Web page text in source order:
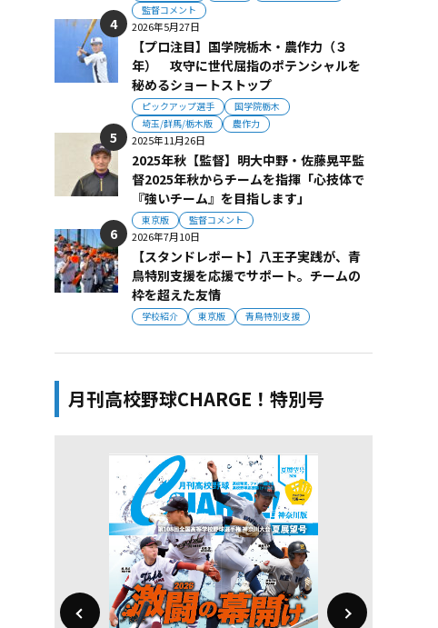
監督コメント
2026年5月27日
【プロ注目】国学院栃木・農作力（３
年） 攻守に世代屈指のポテンシャルを
秘めるショートストップ
ピックアップ選手
国学院栃木
埼玉/群馬/栃木版
農作力
2025年11月26日
2025年秋【監督】明大中野・佐藤晃平監
督2025年秋からチームを指揮「心技体で
『強いチーム』を目指します」
東京版 監督コメント
2026年7月10日
【スタンドレポート】八王子実践が、青
鳥特別支援を応援でサポート。チームの
枠を超えた友情
学校紹介 東京版 青鳥特別支援
月刊高校野球CHARGE！特別号